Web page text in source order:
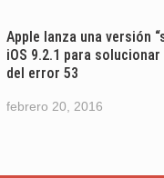
Apple lanza una versión
iOS 9.2.1 para solucionar
del error 53
febrero 20, 2016